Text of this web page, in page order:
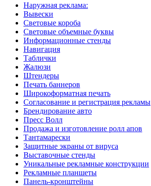
Наружная реклама:
Вывески
Световые короба
Световые объемные буквы
Информационные стенды
Навигация
Таблички
Жалюзи
Штендеры
Печать баннеров
Широкоформатная печать
Согласование и регистрация рекламы
Брендирование авто
Пресс Волл
Продажа и изготовление ролл апов
Тантамарески
Защитные экраны от вируса
Выставочные стенды
Уникальные рекламные конструкции
Рекламные планшеты
Панель-кронштейны